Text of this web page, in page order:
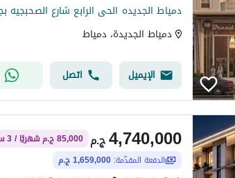
دمياط الجديدة، دمياط
الإيميل اتصل
ج.م4,740,000
85,000 ج.م شهريًا / 3 سنوات
الدفعة المقدّمة: 1,659,000 ج.م